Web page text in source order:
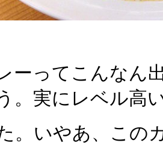
ーってこんなん
。実にレベル高
。いやあ、この